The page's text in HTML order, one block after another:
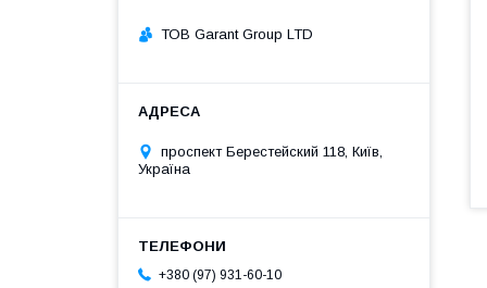
ТОВ Garant Group LTD
проспект Берестейский 118, Київ,
Україна
+380 (97) 931-60-10